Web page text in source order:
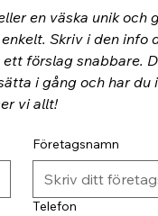
en väska unik och
Skriv i den
förslag snabbare.
i gång och har
vi allt!
Företagsnamn
Telefon